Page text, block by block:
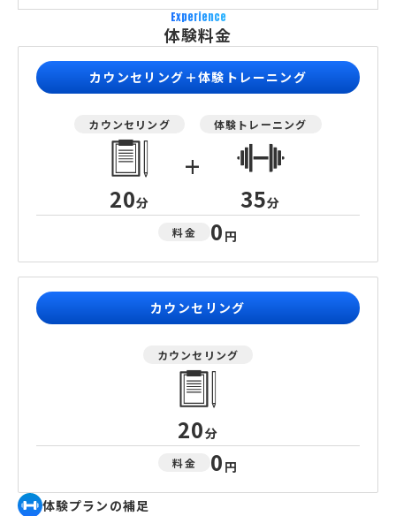
Experience
体験料金
カウンセリング＋体験トレーニング
カウンセリング
20分
+
体験トレーニング
35分
料金 0 円
カウンセリング
カウンセリング
20分
料金 0 円
体験プランの補足